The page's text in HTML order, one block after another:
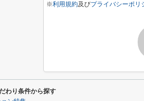
※利用規約及びプライバシーポリ
わり条件から探す